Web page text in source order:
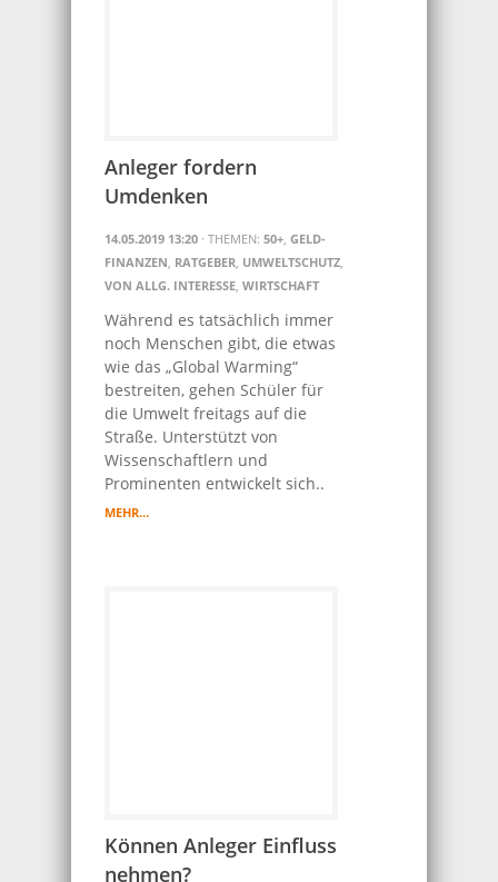
Anleger fordern
Umdenken
14.05.2019 13:20 · THEMEN: 50+, GELD-
FINANZEN, RATGEBER, UMWELTSCHUTZ,
VON ALLG. INTERESSE, WIRTSCHAFT
Während es tatsächlich immer
noch Menschen gibt, die etwas
wie das „Global Warming“
bestreiten, gehen Schüler für
die Umwelt freitags auf die
Straße. Unterstützt von
Wissenschaftlern und
Prominenten entwickelt sich..
MEHR…
Können Anleger Einfluss
nehmen?